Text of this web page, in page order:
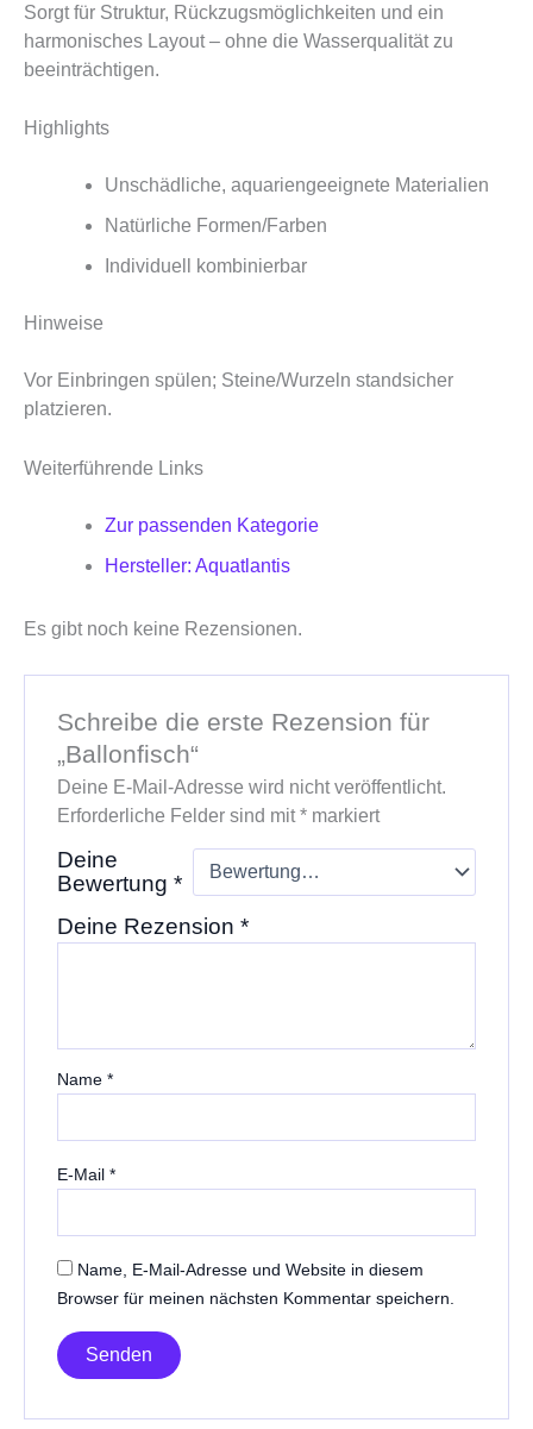
Sorgt für Struktur, Rückzugsmöglichkeiten und ein
harmonisches Layout – ohne die Wasserqualität zu
beeinträchtigen.
Highlights
Unschädliche, aquariengeeignete Materialien
Natürliche Formen/Farben
Individuell kombinierbar
Hinweise
Vor Einbringen spülen; Steine/Wurzeln standsicher
platzieren.
Weiterführende Links
Zur passenden Kategorie
Hersteller: Aquatlantis
Es gibt noch keine Rezensionen.
Schreibe die erste Rezension für
„Ballonfisch“
Deine E-Mail-Adresse wird nicht veröffentlicht.
Erforderliche Felder sind mit*markiert
Deine
Bewertung *
Deine Rezension *
Name *
E-Mail *
Name, E-Mail-Adresse und Website in diesem
Browser für meinen nächsten Kommentar speichern.